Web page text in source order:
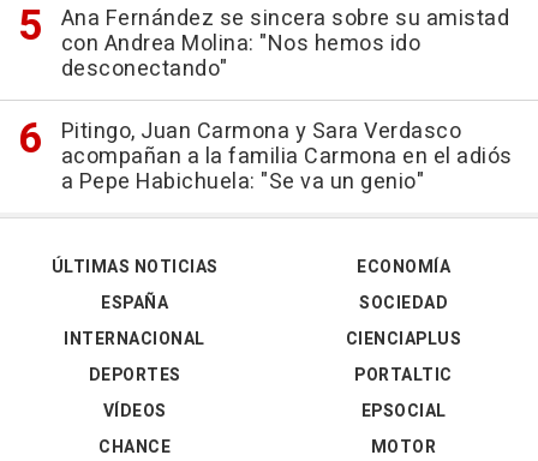
Ana Fernández se sincera sobre su amistad
con Andrea Molina: "Nos hemos ido
desconectando"
Pitingo, Juan Carmona y Sara Verdasco
acompañan a la familia Carmona en el adiós
a Pepe Habichuela: "Se va un genio"
ÚLTIMAS NOTICIAS
ESPAÑA
INTERNACIONAL
DEPORTES
VÍDEOS
ECONOMÍA
SOCIEDAD
CIENCIAPLUS
PORTALTIC
EPSOCIAL
CHANCE
MOTOR